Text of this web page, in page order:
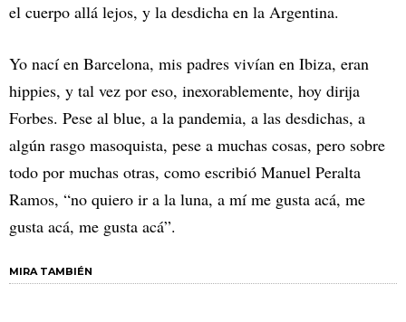
el cuerpo allá lejos, y la desdicha en la Argentina.
Yo nací en Barcelona, mis padres vivían en Ibiza, eran
hippies, y tal vez por eso, inexorablemente, hoy dirija
Forbes. Pese al blue, a la pandemia, a las desdichas, a
algún rasgo masoquista, pese a muchas cosas, pero sobre
todo por muchas otras, como escribió Manuel Peralta
Ramos, “no quiero ir a la luna, a mí me gusta acá, me
gusta acá, me gusta acá”.
MIRA TAMBIÉN